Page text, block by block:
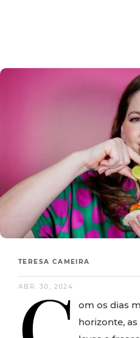
TERESA CAMEIRA
ABR. 30, 2024
om os dias
horizonte,